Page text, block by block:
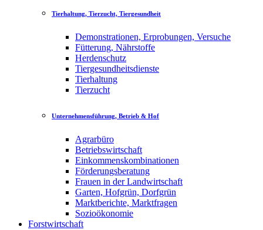
Tierhaltung, Tierzucht, Tiergesundheit
Demonstrationen, Erprobungen, Versuche
Fütterung, Nährstoffe
Herdenschutz
Tiergesundheitsdienste
Tierhaltung
Tierzucht
Unternehmensführung, Betrieb & Hof
Agrarbüro
Betriebswirtschaft
Einkommenskombinationen
Förderungsberatung
Frauen in der Landwirtschaft
Garten, Hofgrün, Dorfgrün
Marktberichte, Marktfragen
Sozioökonomie
Forstwirtschaft